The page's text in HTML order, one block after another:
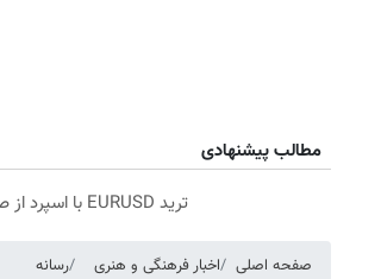
مطالب پیشنهادی
ترید EURUSD با اسپرد از صفر پیپ
صفحه اصلی اخبار فرهنگی و هنری رسانه